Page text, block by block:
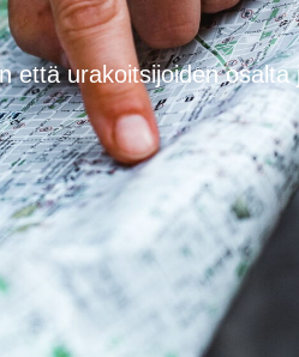
urakoitsijoiden